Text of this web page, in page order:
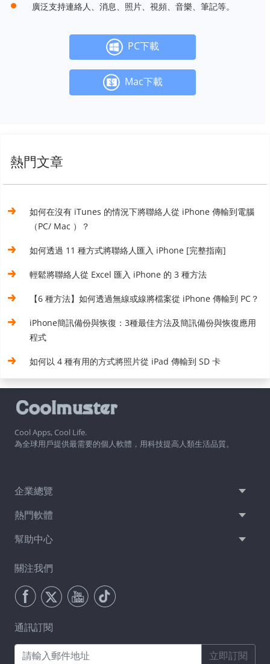
廣泛支持連絡人、消息、照片、視頻、音樂、筆記等。
PC下載
Mac下載
熱門文章
如何在沒有 iTunes 的情況下將聯絡人從 iPhone 傳輸到電腦
（PC/ Mac ）？
如何透過 11 種方式將聯絡人匯入 iPhone [完整指南]
輕鬆將聯絡人從 Excel 匯入 iPhone 的 3 種方法
【6 種方法】如何透過無線或線將檔案從 iPhone 傳輸到 PC？
iPhone簡訊備份與恢復：3種最佳方法及簡訊備份與恢復應用
程式
如何以 4 種有用的方式將照片從 iPad 傳輸到 SD 卡
Cool Apps, Cool Life.
為全球用戶提供最需要的個人軟體，用科技提高人類生活品質。
企業總覽
熱門軟體
幫助中心
關注我們
通訊訂閱
立即訂閱